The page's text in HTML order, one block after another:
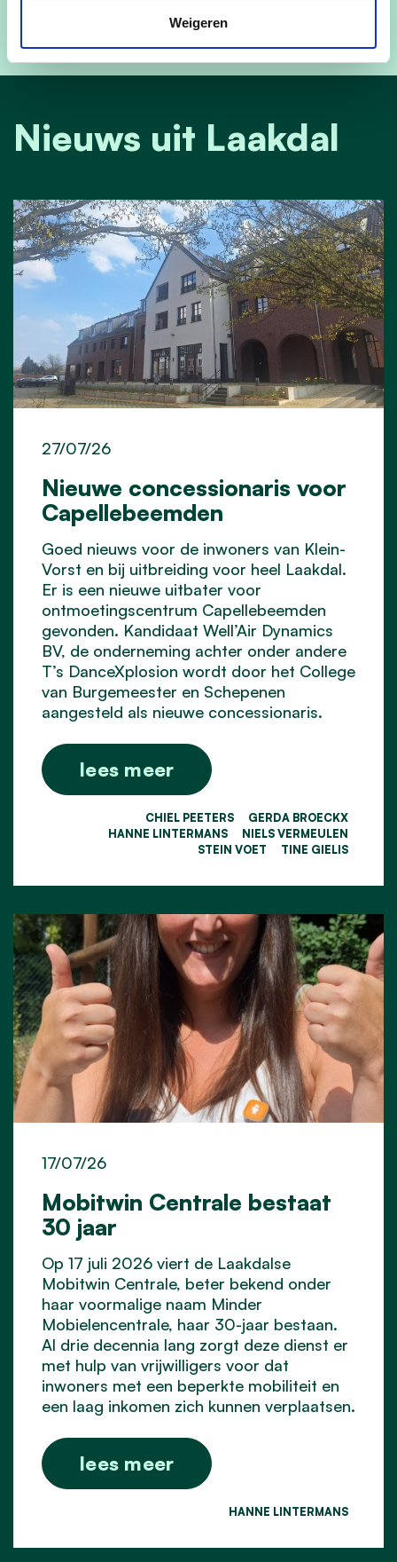
Weigeren
Nieuws uit Laakdal
Nieuwe concessionaris voor
Capellebeemden
27/07/26
Goed nieuws voor de inwoners van Klein-
Vorst en bij uitbreiding voor heel Laakdal.
Er is een nieuwe uitbater voor
ontmoetingscentrum Capellebeemden
gevonden. Kandidaat Well’Air Dynamics
BV, de onderneming achter onder andere
T’s DanceXplosion wordt door het College
van Burgemeester en Schepenen
aangesteld als nieuwe concessionaris.
lees meer
CHIEL PEETERS
GERDA BROECKX
HANNE LINTERMANS
NIELS VERMEULEN
STEIN VOET
TINE GIELIS
Mobitwin Centrale bestaat
30 jaar
17/07/26
Op 17 juli 2026 viert de Laakdalse
Mobitwin Centrale, beter bekend onder
haar voormalige naam Minder
Mobielencentrale, haar 30-jaar bestaan.
Al drie decennia lang zorgt deze dienst er
met hulp van vrijwilligers voor dat
inwoners met een beperkte mobiliteit en
een laag inkomen zich kunnen verplaatsen.
lees meer
HANNE LINTERMANS